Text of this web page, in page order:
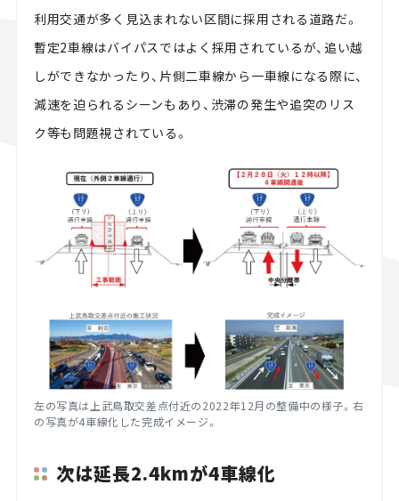
利用交通が多く見込まれない区間に採用される道路だ。
暫定2車線はバイパスではよく採用されているが、追い越
しができなかったり、片側二車線から一車線になる際に、
減速を迫られるシーンもあり、渋滞の発生や追突のリス
ク等も問題視されている。
左の写真は上武鳥取交差点付近の2022年12月の整備中の様子。右
の写真が4車線化した完成イメージ。
次は延長2.4kmが4車線化